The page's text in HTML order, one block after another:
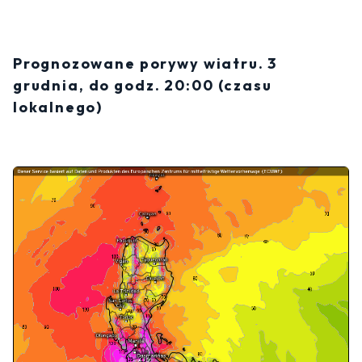
Prognozowane porywy wiatru. 3
grudnia, do godz. 20:00 (czasu
lokalnego)